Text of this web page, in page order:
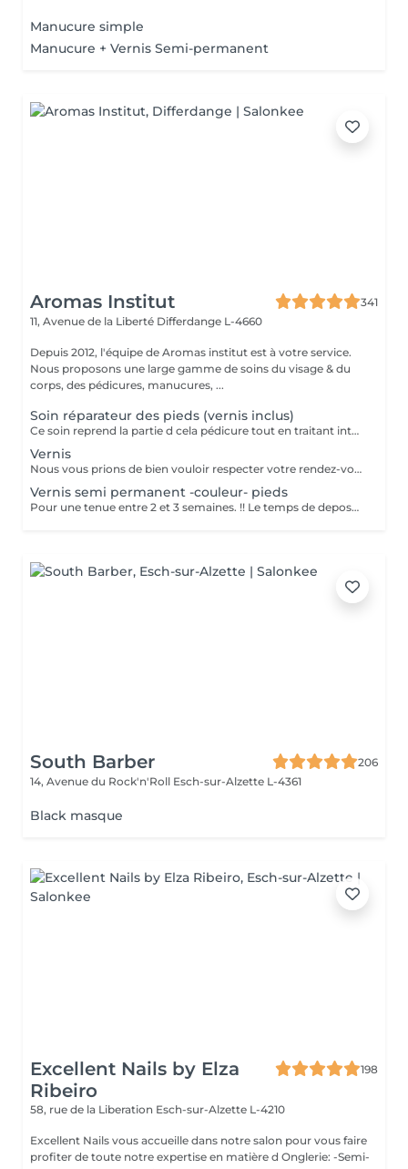
Manucure simple
Manucure + Vernis Semi-permanent
Aromas Institut
341
11, Avenue de la Liberté Differdange L-4660
Depuis 2012, l'équipe de Aromas institut est à votre service.
Nous proposons une large gamme de soins du visage & du
corps, des pédicures, manucures, ...
Soin réparateur des pieds (vernis inclus)
Ce soin reprend la partie d cela pédicure tout en traitant intensément les pieds déshydratés grace un masque spécifique (pose vernis inclus). Pensez a ramener des chaussures ouvertes pour la pose de vernis. Nous vous prions de bien vouloir respecter votre rendez-vous. En prenant rendez-vous, vous occupez une place, dont une autre personne aurait éventuellement besoin. Tout rendez-vous non annulé 24h en avance, est susceptible d'être facturé. (Si vous ne pouvez pas vous présenter à votre RDV, proposez-le éventuellement à un proche ou à un ami) Toute l'équipe de Aromas Institut vous remercie pour votre respect et votre compréhension.
Vernis
Nous vous prions de bien vouloir respecter votre rendez-vous. En prenant rendez-vous, vous occupez une place, dont une autre personne aurait éventuellement besoin. Tout rendez-vous non annulé 24h en avance, est susceptible d'être facturé. (Si vous ne pouvez pas vous présenter à votre RDV, proposez-le éventuellement à un proche ou à un ami) Toute l'équipe de Aromas Institut vous remercie pour votre respect et votre compréhension.
Vernis semi permanent -couleur- pieds
Pour une tenue entre 2 et 3 semaines. !! Le temps de depose n'est pas compris dans ce soin, si il est nécessaire de faire une depose d'ancien semi permanent, merci de sélectionner le soin depose + pose Dans le cas contraire, nous n'aurons pas assez de temps pour tout realiser Nous vous prions de bien vouloir respecter votre rendez-vous. En prenant rendez-vous, vous occupez une place, dont une autre personne aurait éventuellement besoin. Tout rendez-vous non annulé 24h en avance, est susceptible d'être facturé. (Si vous ne pouvez pas vous présenter à votre RDV, proposez-le éventuellement à un proche ou à un ami) Toute l'équipe de Aromas Institut vous remercie pour votre respect et votre compréhension.
South Barber
206
14, Avenue du Rock'n'Roll Esch-sur-Alzette L-4361
Black masque
Excellent Nails by Elza
Ribeiro
198
58, rue de la Liberation Esch-sur-Alzette L-4210
Excellent Nails vous accueille dans notre salon pour vous faire
profiter de toute notre expertise en matière d Onglerie: -Semi-